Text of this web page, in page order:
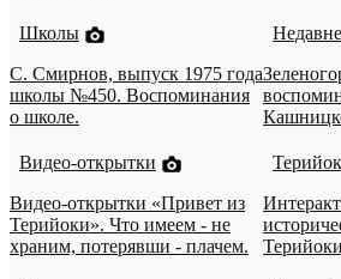
Школы
С. Смирнов, выпуск 1975 года
школы №450. Воспоминания
о школе.
Видео-открытки
Видео-открытки «Привет из
Терийоки». Что имеем - не
храним, потерявши - плачем.